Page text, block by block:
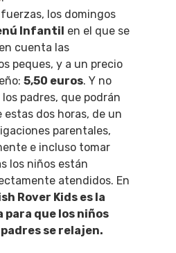
los domingos
Infantil en el que se
cuenta las
peques, y a un precio
5,50 euros. Y no
padres, que podrán
dos horas, de un
parentales,
e incluso tomar
los niños están
atendidos. En
Rover Kids es la
que los niños
se relajen.